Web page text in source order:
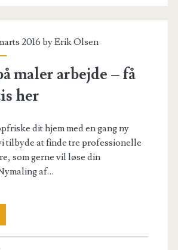
2016 byErik Olsen
maler arbejde – få
her
dit hjem med en gang ny
tilbyde at finde tre professionelle
som gerne vil løse din
af…